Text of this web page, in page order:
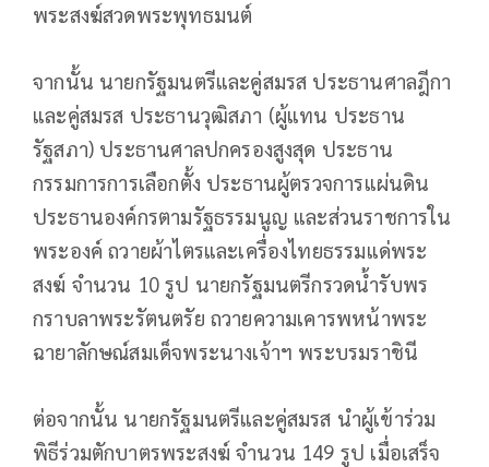
พระสงฆ์สวดพระพุทธมนต์
จากนั้น นายกรัฐมนตรีและคู่สมรส ประธานศาลฎีกา
และคู่สมรส ประธานวุฒิสภา (ผู้แทน ประธาน
รัฐสภา) ประธานศาลปกครองสูงสุด ประธาน
กรรมการการเลือกตั้ง ประธานผู้ตรวจการแผ่นดิน
ประธานองค์กรตามรัฐธรรมนูญ และส่วนราชการใน
พระองค์ ถวายผ้าไตรและเครื่องไทยธรรมแด่พระ
สงฆ์ จำนวน 10 รูป นายกรัฐมนตรีกรวดน้ำรับพร
กราบลาพระรัตนตรัย ถวายความเคารพหน้าพระ
ฉายาลักษณ์สมเด็จพระนางเจ้าฯ พระบรมราชินี
ต่อจากนั้น นายกรัฐมนตรีและคู่สมรส นำผู้เข้าร่วม
พิธีร่วมตักบาตรพระสงฆ์ จำนวน 149 รูป เมื่อเสร็จ